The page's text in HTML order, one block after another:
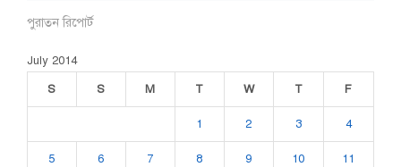
পুরাতন রিপোর্ট
July 2014
S
S M T W T F
1 2 3 4
5 6 7 8 9 10 11